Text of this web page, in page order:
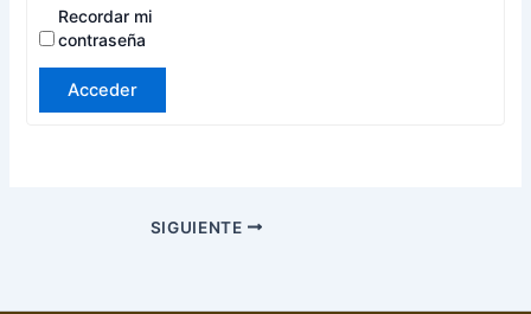
Recordar mi
contraseña
Acceder
SIGUIENTE